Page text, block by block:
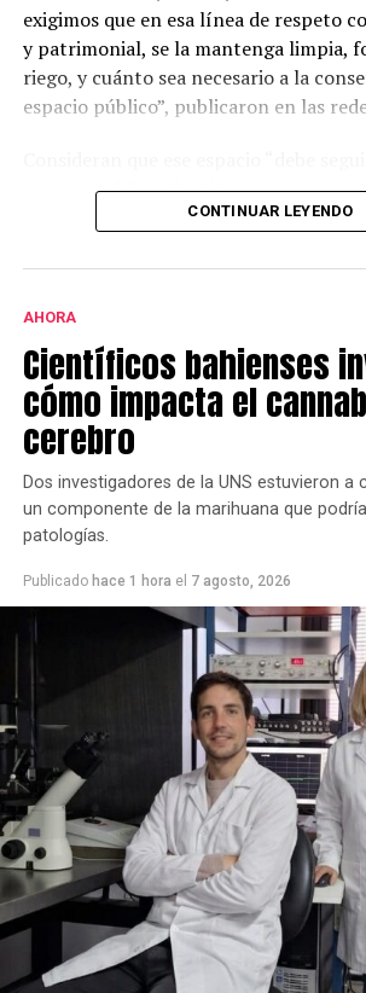
exigimos que en esa línea de respeto
y patrimonial, se la mantenga limpia,
riego, y cuánto sea necesario a la
espacio público”, publicaron en las
espacio público identitario y no un
permanente de emprendimientos
cantidad de firmas.
Este grupo ya se había opuesto al
gestión de Héctor Gay y ahora de
El principal fundamento es que
de árboles, pero también aseguran que
modificaciones van a borrar la historia.
Cabe recordar que la
Municipal incluye modificaciones en la
lograr una mancomunión entre los dos
paseo vuelva a tener vida.
La nota que presentaron los vecinos:
CONTINUAR LEYENDO
AHORA
Científicos bahienses
cómo impacta el
cerebro
Dos investigadores de la UNS estuvieron a
un componente de la marihuana que
patologías.
Publicado hace 1 hora el 7 agosto, 2026